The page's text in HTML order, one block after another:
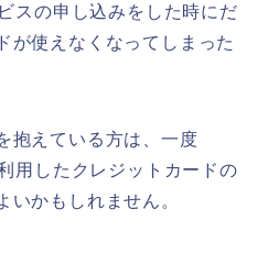
スの申し込みをした時にだ
が使えなくなってしまった
抱えている方は、一度
用したクレジットカードの
いかもしれません。